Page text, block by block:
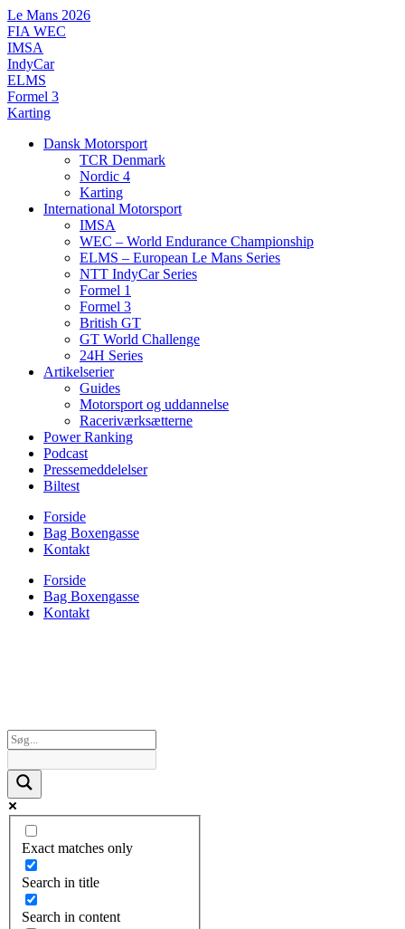
Videre
til
indhold
Le Mans 2026
FIA WEC
IMSA
IndyCar
ELMS
Formel 3
Karting
Dansk Motorsport
TCR Denmark
Nordic 4
Karting
International Motorsport
IMSA
WEC – World Endurance Championship
ELMS – European Le Mans Series
NTT IndyCar Series
Formel 1
Formel 3
British GT
GT World Challenge
24H Series
Artikelserier
Guides
Motorsport og uddannelse
Raceriværksætterne
Power Ranking
Podcast
Pressemeddelelser
Biltest
Forside
Bag Boxengasse
Kontakt
Forside
Bag Boxengasse
Kontakt
Exact matches only
Search in title
Search in content